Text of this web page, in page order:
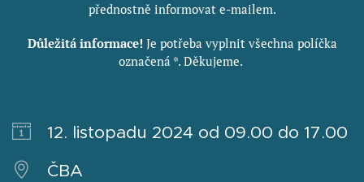
přednostně informovat e-mailem.
Důležitá informace! Je potřeba vyplnit všechna políčka
označená *. Děkujeme.
12. listopadu 2024 od 09.00 do 17.00
ČBA